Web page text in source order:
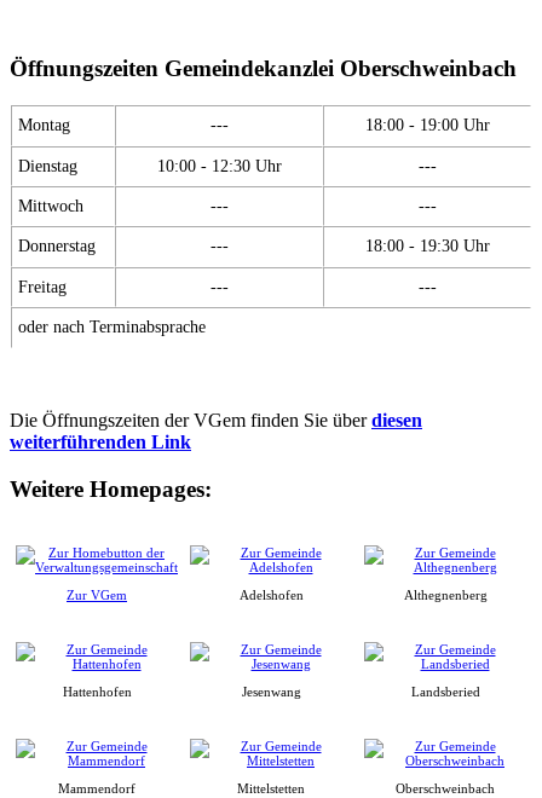
Öffnungszeiten Gemeindekanzlei Oberschweinbach
Montag --- 18:00 - 19:00 Uhr
Dienstag 10:00 - 12:30 Uhr ---
Mittwoch --- ---
Donnerstag --- 18:00 - 19:30 Uhr
Freitag --- ---
oder nach Terminabsprache
Die Öffnungszeiten der VGem finden Sie überdiesen
weiterführenden Link
Weitere Homepages:
Zur VGem Adelshofen Althegnenberg
Hattenhofen Jesenwang Landsberied
Mammendorf Mittelstetten Oberschweinbach